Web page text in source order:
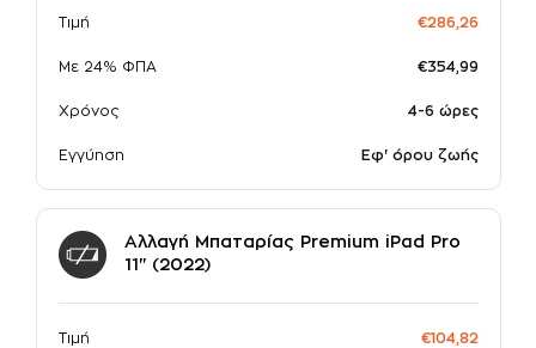
Τιμή €286,26
Με 24% ΦΠΑ €354,99
Χρόνος 4-6 ώρες
Εγγύηση Εφ' όρου ζωής
Αλλαγή Mπαταρίας Premium iPad Pro
11" (2022)
Τιμή €104,82